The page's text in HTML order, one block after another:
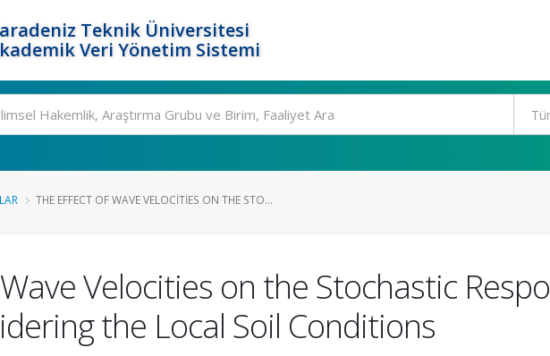
Teknik Üniversitesi
Veri Yönetim Sistemi
THE EFFECT OF WAVE VELOCITIES ON THE STO...
Velocities on the Stochastic
the Local Soil Conditions